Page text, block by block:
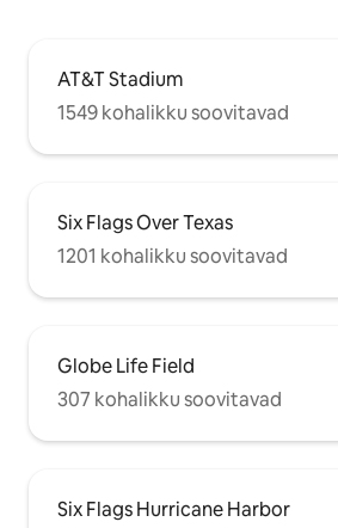
AT&T Stadium
1549 kohalikku soovitavad
Six Flags Over Texas
1201 kohalikku soovitavad
Globe Life Field
307 kohalikku soovitavad
Six Flags Hurricane Harbor